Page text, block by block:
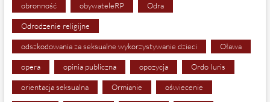
obronność obywateleRP Odra
Odrodzenie religijne
odszkodowania za seksualne wykorzystywanie dzieci Oława
opera opinia publiczna opozycja Ordo Iuris
orientacja seksualna Ormianie oświecenie